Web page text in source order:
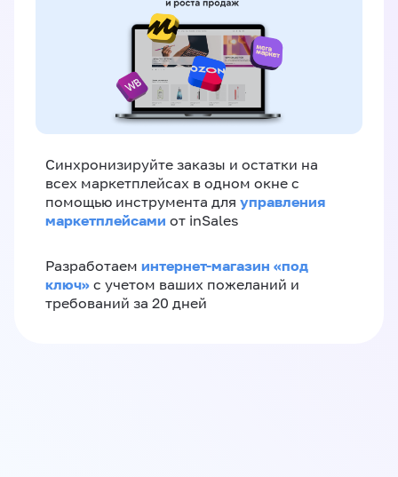
Синхронизируйте заказы и остатки на
всех маркетплейсах в одном окне с
помощью инструмента для управления
маркетплейсами от inSales
Разработаем интернет-магазин «‎под
ключ»‎ с учетом ваших пожеланий и
требований за 20 дней